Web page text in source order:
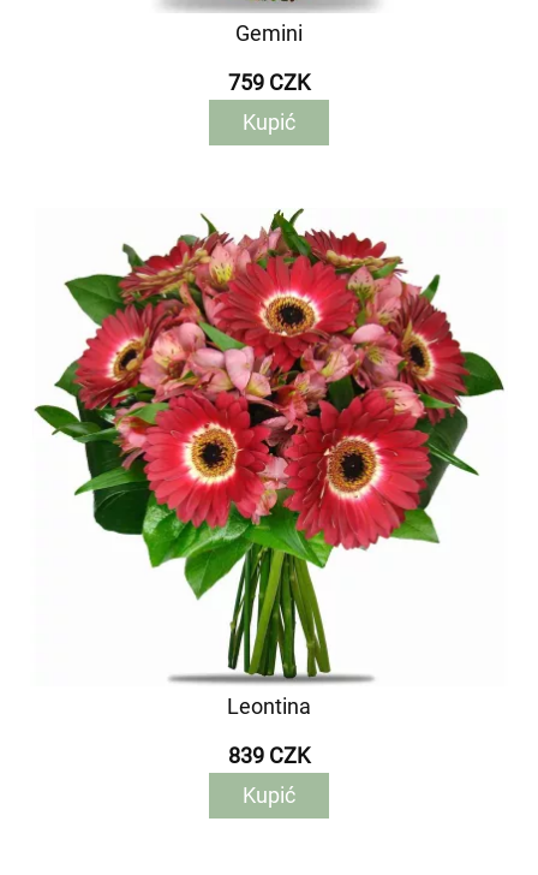
Gemini
759 CZK
Kupić
Leontina
839 CZK
Kupić